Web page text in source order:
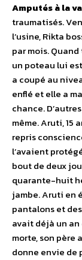
Amputés à la
traumatisés.
l’usine, Rikta
par mois.
un poteau lui
a coupé au
enflé et elle a
chance.
même. Aruti, 15
repris
l’avaient
bout de deux
quarante-huit
jambe. Aruti en
pantalons et
avait déjà un
morte, son père
donne envie de